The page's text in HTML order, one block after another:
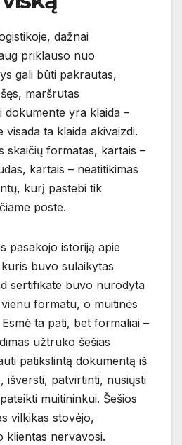
dažnai
priklauso nuo
gali būti pakrautas,
maršrutas
dokumente yra klaida –
visada ta klaida akivaizdi.
skaičių formatas, kartais –
kartais – neatitikimas
kurį pastebi tik
poste.
pasakojo istoriją apie
buvo sulaikytas
sertifikate buvo nurodyta
formatu, o muitinės
ta pati, bet formaliai –
užtruko šešias
patikslintą dokumentą iš
išversti, patvirtinti, nusiųsti
muitininkui. Šešios
vilkikas stovėjo,
klientas nervavosi.